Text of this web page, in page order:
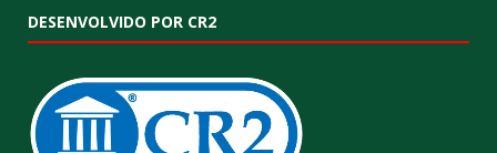
DESENVOLVIDO POR CR2